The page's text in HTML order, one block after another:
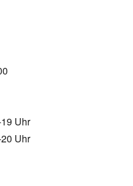
Uhr
Uhr